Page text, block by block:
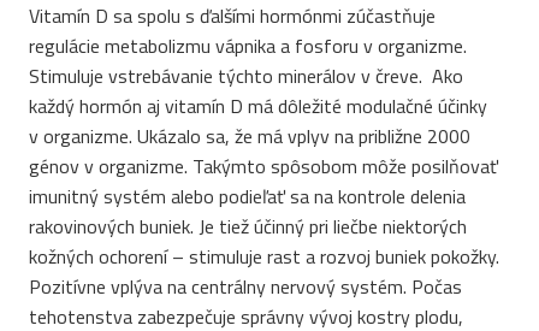
Vitamín D sa spolu s ďalšími hormónmi zúčastňuje
regulácie metabolizmu vápnika a fosforu v organizme.
Stimuluje vstrebávanie týchto minerálov v čreve. Ako
každý hormón aj vitamín D má dôležité modulačné účinky
v organizme. Ukázalo sa, že má vplyv na približne 2000
génov v organizme. Takýmto spôsobom môže posilňovať
imunitný systém alebo podieľať sa na kontrole delenia
rakovinových buniek. Je tiež účinný pri liečbe niektorých
kožných ochorení – stimuluje rast a rozvoj buniek pokožky.
Pozitívne vplýva na centrálny nervový systém. Počas
tehotenstva zabezpečuje správny vývoj kostry plodu,